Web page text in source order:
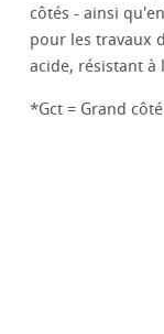
côtés - ainsi
pour les travaux
acide, résistant à
*Gct = Grand